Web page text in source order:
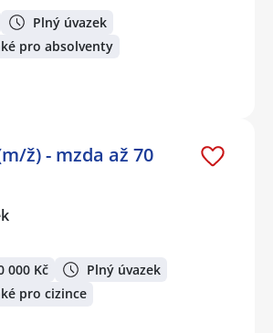
Plný úvazek
pro absolventy
ž) - mzda až 70
000 Kč
Plný úvazek
pro cizince